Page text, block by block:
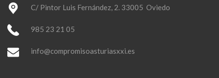
C/ Pintor Luis Fernández, 2. 33005 Oviedo
985 23 21 05
info@compromisoasturiasxxi.es